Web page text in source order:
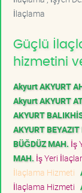
İlaçlama
Güçlü
hizmetini
Akyurt AKYURT
Akyurt AKYURT
AKYURT
AKYURT
BÜĞDÜZ MAH. İş
MAH. İş Yeri
İlaçlama Hizmeti
İlaçlama Hizmeti